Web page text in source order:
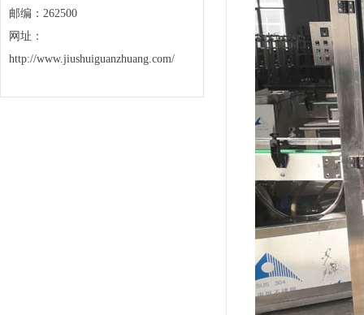
邮编：262500
网址：
http://www.jiushuiguanzhuang.com/